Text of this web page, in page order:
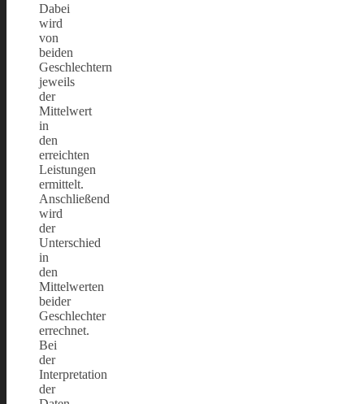
Dabei
wird
von
beiden
Geschlechtern
jeweils
der
Mittelwert
in
den
erreichten
Leistungen
ermittelt.
Anschließend
wird
der
Unterschied
in
den
Mittelwerten
beider
Geschlechter
errechnet.
Bei
der
Interpretation
der